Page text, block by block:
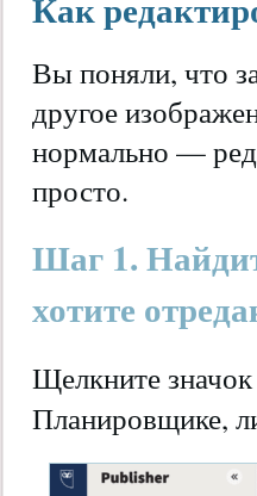
Вы поняли, что
другое
нормально —
просто.
Шаг 1.
хотите
Щелкните значок
Планировщике,